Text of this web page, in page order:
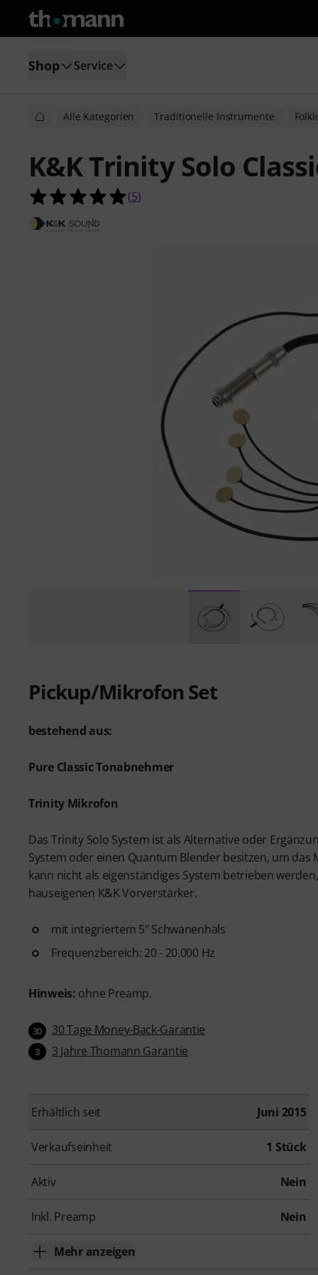
Shop Service
Alle Kategorien Traditionelle Instrumente
K&K Trinity Solo
5.0 von 5 Sternen aus 5
(5)
Pickup/Mikrofon Set
bestehend aus:
Pure Classic Tonabnehmer
Trinity Mikrofon
Das Trinity Solo System ist als Alternative oder
System oder einen Quantum Blender besitzen, um
kann nicht als eigenständiges System betrieben
hauseigenen K&K Vorverstärker.
mit integriertem 5" Schwanenhals
Frequenzbereich: 20 - 20.000 Hz
Hinweis: ohne Preamp.
30 30 Tage Money-Back-Garantie
3 3 Jahre Thomann Garantie
Erhältlich seit Juni 2015
Verkaufseinheit 1 Stück
Aktiv Nein
Inkl. Preamp Nein
Mehr anzeigen